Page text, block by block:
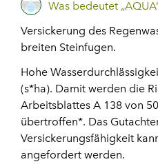
Was bedeutet
Versickerung des
breiten Steinfugen.
Hohe
(s*ha). Damit werden die
Arbeitsblattes A 138 von
übertroffen*. Das
Versickerungsfähigkeit
angefordert werden.